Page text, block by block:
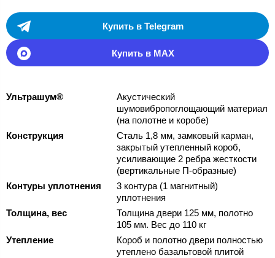
Купить в Telegram
Купить в MAX
Ультрашум®
Акустический
шумовибропоглощающий материал
(на полотне и коробе)
Конструкция
Сталь 1,8 мм, замковый карман,
закрытый утепленный короб,
усиливающие 2 ребра жесткости
(вертикальные П-образные)
Контуры уплотнения
3 контура (1 магнитный)
уплотнения
Толщина, вес
Толщина двери 125 мм, полотно
105 мм. Вес до 110 кг
Утепление
Короб и полотно двери полностью
утеплено базальтовой плитой